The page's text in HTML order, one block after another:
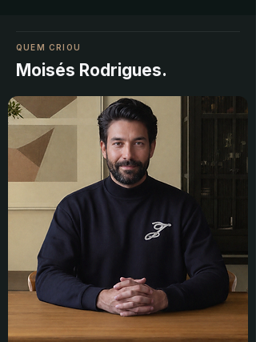
QUEM CRIOU
Moisés Rodrigues.